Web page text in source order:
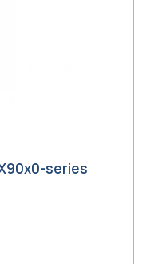
series